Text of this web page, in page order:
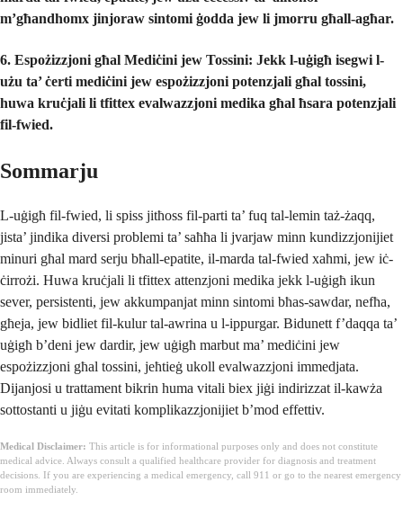
m’għandhomx jinjoraw sintomi ġodda jew li jmorru għall-agħar.
6. Espożizzjoni għal Mediċini jew Tossini: Jekk l-uġigħ isegwi l-
użu ta’ ċerti mediċini jew espożizzjoni potenzjali għal tossini,
huwa kruċjali li tfittex evalwazzjoni medika għal ħsara potenzjali
fil-fwied.
Sommarju
L-uġigħ fil-fwied, li spiss jitħoss fil-parti ta’ fuq tal-lemin taż-żaqq,
jista’ jindika diversi problemi ta’ saħħa li jvarjaw minn kundizzjonijiet
minuri għal mard serju bħall-epatite, il-marda tal-fwied xaħmi, jew iċ-
ċirrożi. Huwa kruċjali li tfittex attenzjoni medika jekk l-uġigħ ikun
sever, persistenti, jew akkumpanjat minn sintomi bħas-sawdar, nefħa,
għeja, jew bidliet fil-kulur tal-awrina u l-ippurgar. Bidunett f’daqqa ta’
uġigħ b’deni jew dardir, jew uġigħ marbut ma’ mediċini jew
espożizzjoni għal tossini, jeħtieġ ukoll evalwazzjoni immedjata.
Dijanjosi u trattament bikrin huma vitali biex jiġi indirizzat il-kawża
sottostanti u jiġu evitati komplikazzjonijiet b’mod effettiv.
Medical Disclaimer: This article is for informational purposes only and does not constitute
medical advice. Always consult a qualified healthcare provider for diagnosis and treatment
decisions. If you are experiencing a medical emergency, call 911 or go to the nearest emergency
room immediately.